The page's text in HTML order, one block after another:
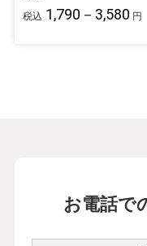
税込 1,790－3,580 円
お電話で